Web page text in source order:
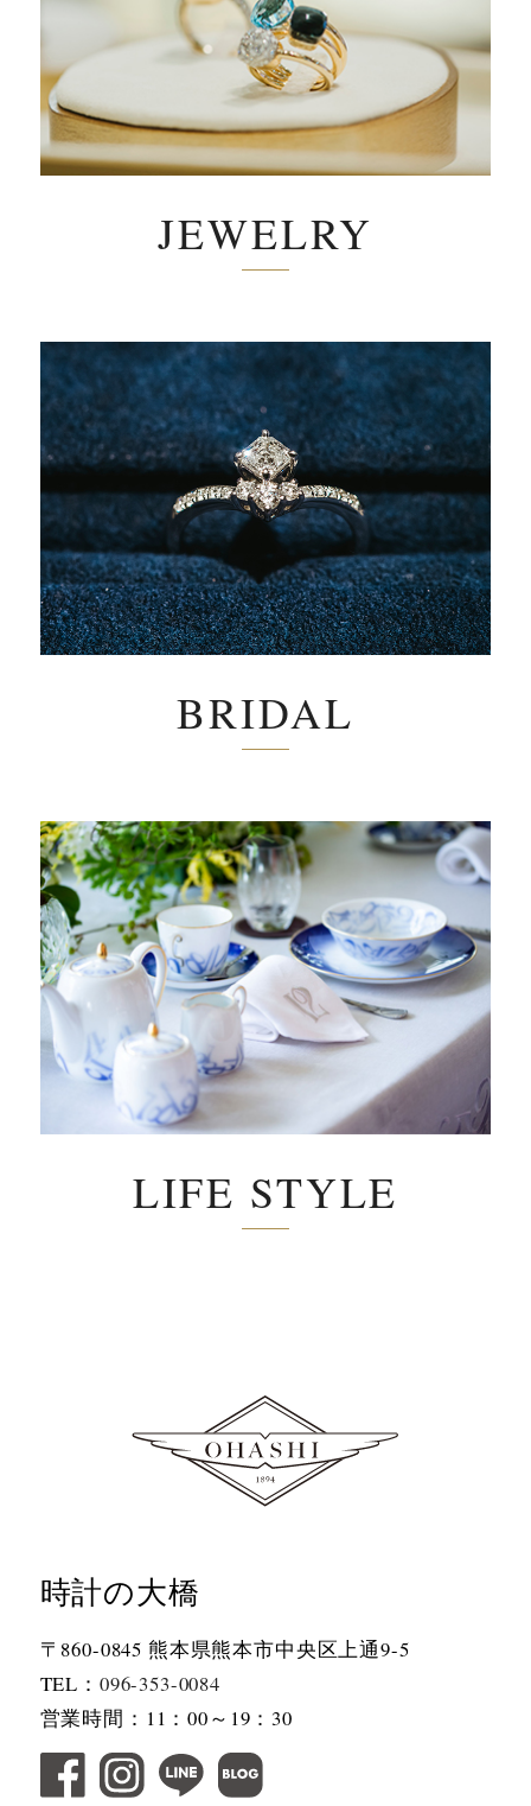
JEWELRY
BRIDAL
LIFE STYLE
時計の大橋
〒860-0845 熊本県熊本市中央区上通9-5
TEL： 096-353-0084
営業時間：11：00～19：30